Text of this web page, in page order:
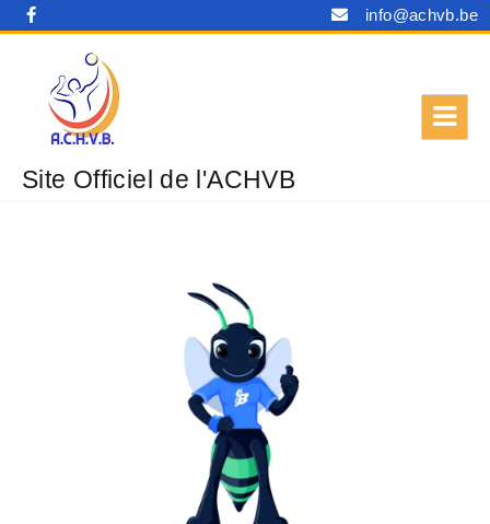
info@achvb.be
Site Officiel de l'ACHVB